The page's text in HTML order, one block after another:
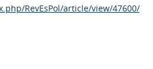
RevEsPol/article/view/47600/